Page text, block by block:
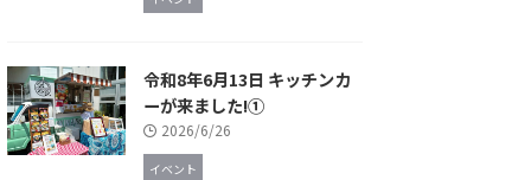
令和8年6月13日 キッチンカ
ーが来ました!①
2026/6/26
イベント